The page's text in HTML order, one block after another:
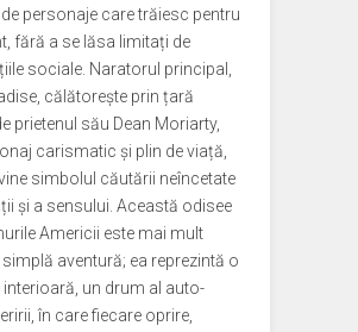
personaje care trăiesc pentru
fără a se lăsa limitați de
sociale. Naratorul principal,
călătorește prin țară
prietenul său Dean Moriarty,
carismatic și plin de viață,
simbolul căutării neîncetate
și a sensului. Această odisee
Americii este mai mult
aventură; ea reprezintă o
interioară, un drum al auto-
în care fiecare oprire,